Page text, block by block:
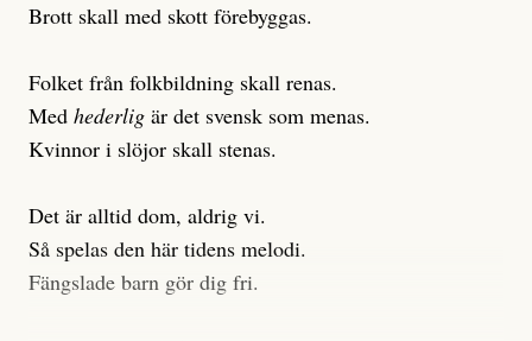
Brott skall med skott förebyggas.
Folket från folkbildning skall renas.
Med hederlig är det svensk som menas.
Kvinnor i slöjor skall stenas.
Det är alltid dom, aldrig vi.
Så spelas den här tidens melodi.
Fängslade barn gör dig fri.